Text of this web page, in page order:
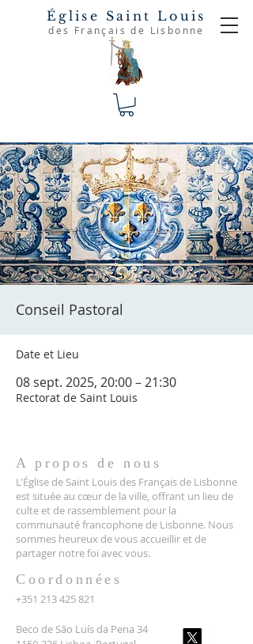
Église Saint Louis
des Français de Lisbonne
Conseil Pastoral
Date et Lieu
08 sept. 2025, 20:00 – 21:30
Rectorat de Saint Louis
A propos de nous
L'Église de Saint Louis des Français de Lisbonne
est située au cœur de la ville, offrant un lieu de
culte et de rassemblement pour la
communauté francophone de Lisbonne. Nous
sommes heureux de vous accueillir et de
partager notre foi avec vous.
Coordonnées
+351 213 425 821
Beco de São Luís da Pena 34